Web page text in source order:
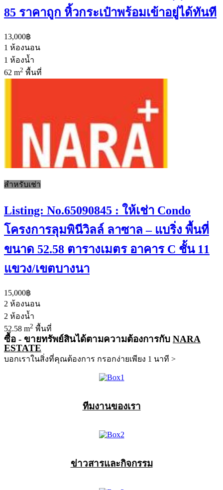
85 ราคาถูก หิ้วกระเป๋าพร้อมเข้าอยู่ได้ทันที
13,000฿
1 ห้องนอน
1 ห้องน้ำ
62 m2 พื้นที่
สำหรับเช่า
Listing: No.65090845 : ให้เช่า Condo
โครงการลุมพินีวิลล์ ลาซาล – แบริ่ง พื้นที่
ขนาด 52.58 ตารางเมตร อาคาร C ชั้น 11
แขวง/เขตบางนา
15,000฿
2 ห้องนอน
2 ห้องน้ำ
52.58 m2 พื้นที่
ซื้อ - ขายทรัพย์สินได้ตามความต้องการกับ NARA
ESTATE
บอกเราในสิ่งที่คุณต้องการ กรอกง่ายเพียง 1 นาที >
ทีมงานของเรา
ข่าวสารและกิจกรรม